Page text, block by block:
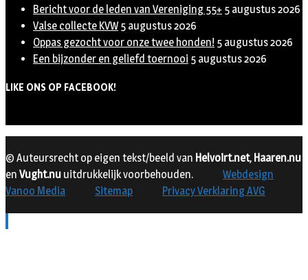
Bericht voor de leden van Vereniging 55+ 5 augustus 2026
Valse collecte KVW 5 augustus 2026
Oppas gezocht voor onze twee honden! 5 augustus 2026
Een bijzonder en geliefd toernooi 5 augustus 2026
LIKE ONS OP FACEBOOK!
© Auteursrecht op eigen tekst/beeld van Helvoirt.net, Haaren.nu
en Vught.nu uitdrukkelijk voorbehouden.
Webdesign
Vanoo Media
Sitemap Privacy Verklaring AVG